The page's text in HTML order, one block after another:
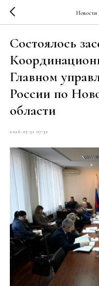
Состоялось
Главном
России по
области
2026-03-31 07:32